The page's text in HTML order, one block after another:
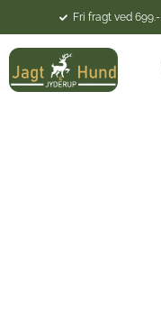
Fri fragt ved 699.-